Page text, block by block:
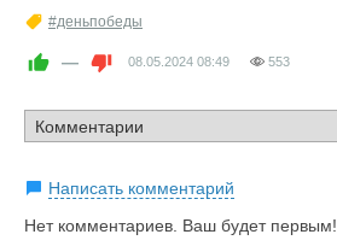
#деньпобеды
— 08.05.2024 08:49 553
Написать комментарий
Нет комментариев. Ваш будет первым!